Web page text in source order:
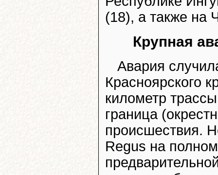
(18), а также на
Крупная
Авария
Красноярского
километр
граница
происшествия.
Regus на